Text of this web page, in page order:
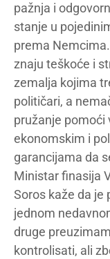
pažnja i
stanje u
prema
znaju teškoće i
zemalja kojima
političari, a
pružanje pomoći
ekonomskim i
garancijama da
Ministar finasija
Soros kaže da je
jednom
druge
kontrolisati, ali